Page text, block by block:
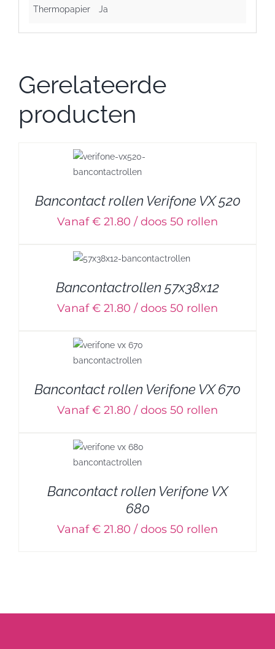
Thermopapier Ja
Gerelateerde
producten
Bancontact rollen Verifone VX 520
Vanaf € 21.80 / doos 50 rollen
Bancontactrollen 57x38x12
Vanaf € 21.80 / doos 50 rollen
Bancontact rollen Verifone VX 670
Vanaf € 21.80 / doos 50 rollen
Bancontact rollen Verifone VX
680
Vanaf € 21.80 / doos 50 rollen